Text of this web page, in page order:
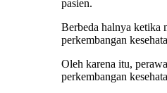
pasien.
Berbeda halnya ketika
perkembangan
Oleh karena itu,
perkembangan